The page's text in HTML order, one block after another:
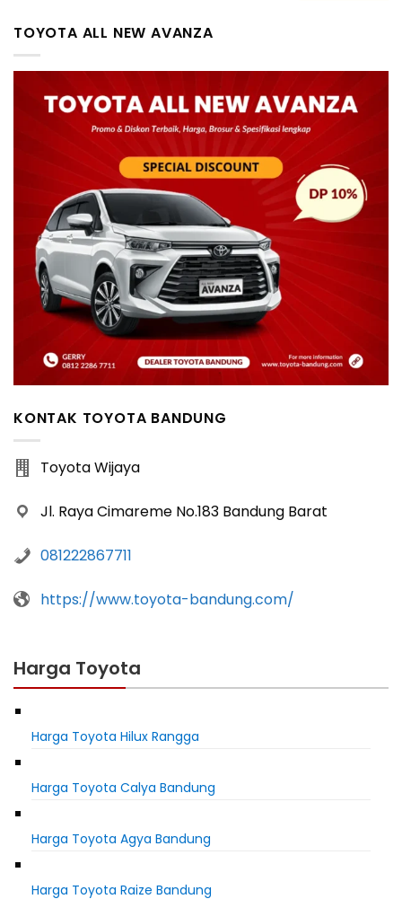
TOYOTA ALL NEW AVANZA
KONTAK TOYOTA BANDUNG
Toyota Wijaya
Jl. Raya Cimareme No.183 Bandung Barat
081222867711
https://www.toyota-bandung.com/
Harga Toyota
Harga Toyota Hilux Rangga
Harga Toyota Calya Bandung
Harga Toyota Agya Bandung
Harga Toyota Raize Bandung